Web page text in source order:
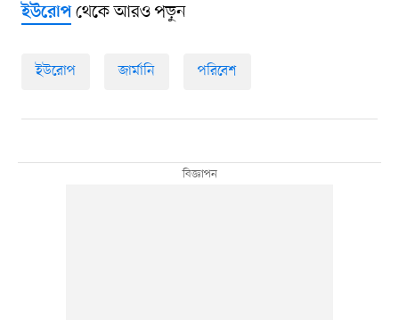
ইউরোপথেকে আরও পড়ুন
ইউরোপ জার্মানি পরিবেশ